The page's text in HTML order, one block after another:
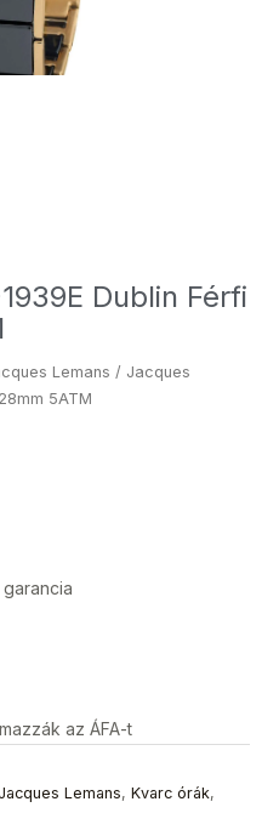
Dublin Férfi
Lemans / Jacques
5ATM
az ÁFA-t
Lemans, Kvarc órák,